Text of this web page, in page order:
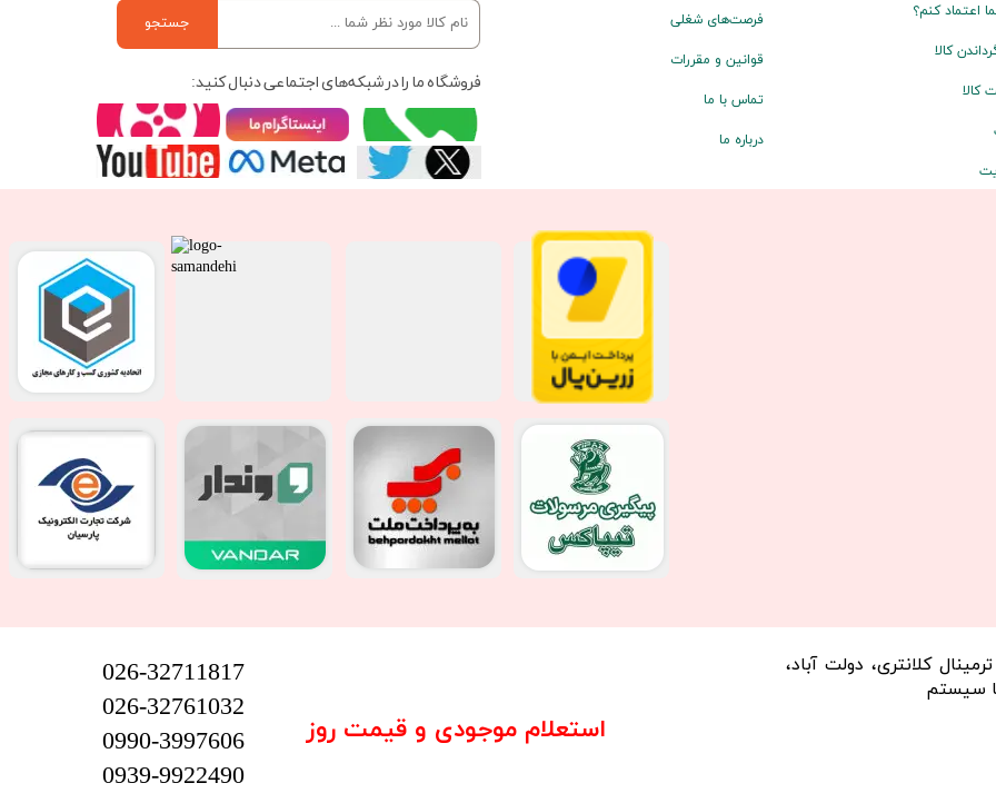
اعتماد کنم؟
کالا
کالا
فرصت‌های شغلی
قوانین و مقررات
تماس با ما
درباره ما
جستجو
فروشگاه ما را در شبکه‌های اجتماعی دنبال کنید:
کلانتری، دولت آباد،
026-32711817
026-32761032
0990-3997606
0939-9922490
استعلام موجودی و قیمت روز